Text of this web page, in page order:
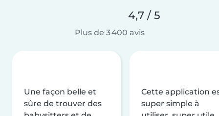
4,7 / 5
Plus de 3 400 avis
Une façon belle et
sûre de trouver des
Cette application
super simple à